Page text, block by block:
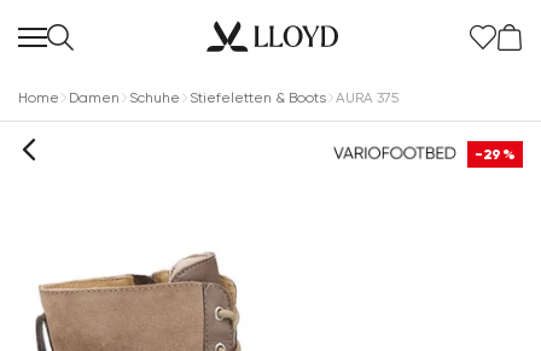
Home Damen Schuhe Stiefeletten & Boots AURA 375
-29%